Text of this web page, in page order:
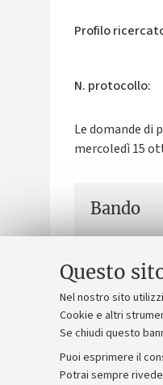
Questo
Nel nostro sito
Cookie e altri
Se chiudi questo
Puoi esprimere il
Potrai sempre
Profilo
N. protocollo:
Le domande di
mercoledì 15
Bando